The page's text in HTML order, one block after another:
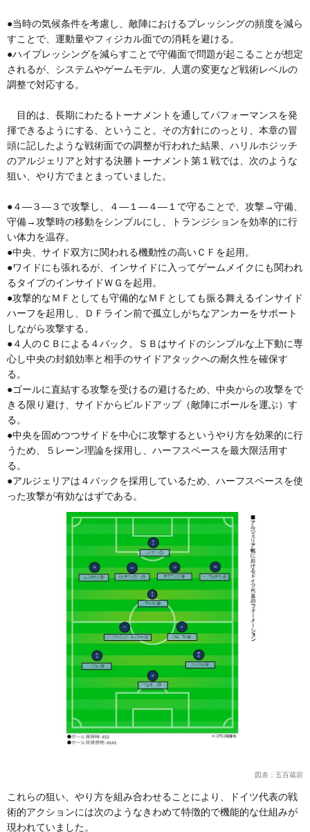
●当時の気候条件を考慮し、敵陣におけるプレッシングの頻度を減ら
すことで、運動量やフィジカル面での消耗を避ける。
●ハイプレッシングを減らすことで守備面で問題が起こることが想定
されるが、システムやゲームモデル、人選の変更など戦術レベルの
調整で対応する。
目的は、長期にわたるトーナメントを通してパフォーマンスを発
揮できるようにする、ということ。その方針にのっとり、本章の冒
頭に記したような戦術面での調整が行われた結果、ハリルホジッチ
のアルジェリアと対する決勝トーナメント第１戦では、次のような
狙い、やり方でまとまっていました。
●４―３―３で攻撃し、４―１―４―１で守ることで、攻撃→守備、
守備→攻撃時の移動をシンプルにし、トランジションを効率的に行
い体力を温存。
●中央、サイド双方に関われる機動性の高いＣＦを起用。
●ワイドにも張れるが、インサイドに入ってゲームメイクにも関われ
るタイプのインサイドＷＧを起用。
●攻撃的なＭＦとしても守備的なＭＦとしても振る舞えるインサイド
ハーフを起用し、ＤＦライン前で孤立しがちなアンカーをサポート
しながら攻撃する。
●４人のＣＢによる４バック。ＳＢはサイドのシンプルな上下動に専
心し中央の封鎖効率と相手のサイドアタックへの耐久性を確保す
る。
●ゴールに直結する攻撃を受けるの避けるため、中央からの攻撃をで
きる限り避け、サイドからビルドアップ（敵陣にボールを運ぶ）す
る。
●中央を固めつつサイドを中心に攻撃するというやり方を効果的に行
うため、５レーン理論を採用し、ハーフスペースを最大限活用す
る。
●アルジェリアは４バックを採用しているため、ハーフスペースを使
った攻撃が有効なはずである。
図表：五百蔵容
これらの狙い、やり方を組み合わせることにより、ドイツ代表の戦
術的アクションには次のようなきわめて特徴的で機能的な仕組みが
現われていました。